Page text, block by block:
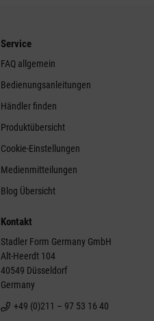
Service
FAQ allgemein
Bedienungsanleitungen
Händler finden
Produktübersicht
Cookie-Einstellungen
Medienmitteilungen
Blog Übersicht
Kontakt
Stadler Form Germany GmbH
Alt-Heerdt 104
40549 Düsseldorf
Germany
+49 (0)211 – 97 53 16 40